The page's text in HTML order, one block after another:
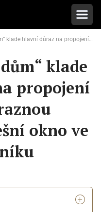
propojení s přírodou. Výraznou okrasou je střešní okno ve tvaru trojúhelníku
klade
propojení
okno ve